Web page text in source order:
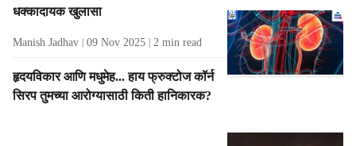
धक्कादायक खुलासा
Manish Jadhav 09 Nov 2025 2 min read
हृदयविकार आणि मधुमेह... हाय फ्रुक्टोज कॉर्न
सिरप तुमच्या आरोग्यासाठी किती हानिकारक?